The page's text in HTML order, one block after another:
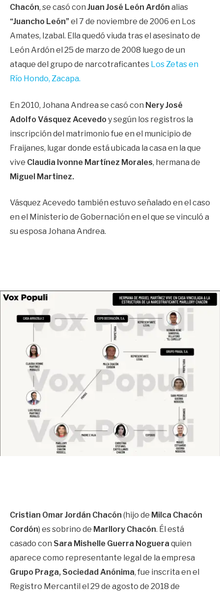
Chacón, se casó con Juan José León Ardón alias
“Juancho León” el 7 de noviembre de 2006 en Los
Amates, Izabal. Ella quedó viuda tras el asesinato de
León Ardón el 25 de marzo de 2008 luego de un
ataque del grupo de narcotraficantes Los Zetas en
Río Hondo, Zacapa.
En 2010, Johana Andrea se casó con Nery José
Adolfo Vásquez Acevedo y según los registros la
inscripción del matrimonio fue en el municipio de
Fraijanes, lugar donde está ubicada la casa en la que
vive Claudia Ivonne Martínez Morales, hermana de
Miguel Martinez.
Vásquez Acevedo también estuvo señalado en el caso
en el Ministerio de Gobernación en el que se vinculó a
su esposa Johana Andrea.
Cristian Omar Jordán Chacón (hijo de Milca Chacón
Cordón) es sobrino de Marllory Chacón. Él está
casado con Sara Mishelle Guerra Noguera quien
aparece como representante legal de la empresa
Grupo Praga, Sociedad Anónima, fue inscrita en el
Registro Mercantil el 29 de agosto de 2018 de